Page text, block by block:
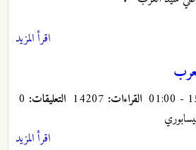
اقرأ المزيد
القراءات: التعليقات:
اقرأ المزيد